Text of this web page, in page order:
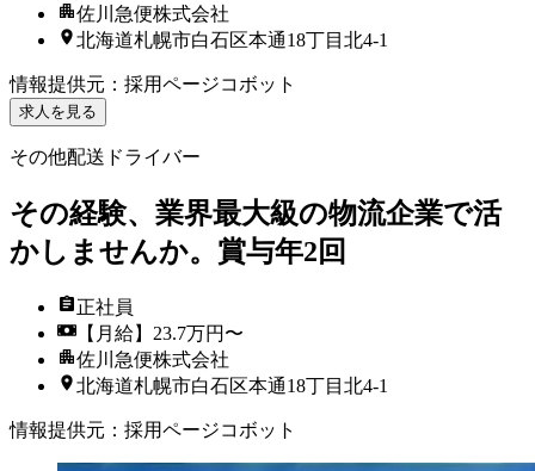
佐川急便株式会社
北海道札幌市白石区本通18丁目北4-1
情報提供元 ： 採用ページコボット
求人を見る
その他配送ドライバー
その経験、業界最大級の物流企業で活
かしませんか。賞与年2回
正社員
【月給】23.7万円〜
佐川急便株式会社
北海道札幌市白石区本通18丁目北4-1
情報提供元 ： 採用ページコボット